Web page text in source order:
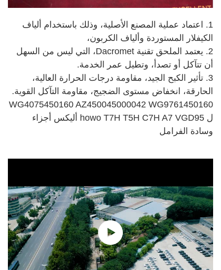
1. اعتماد عملية المصنع الأصلية، وذلك باستخدام ألياف
الكيفلار المستوردة وألياف الكربون،
2. يعتمد الملحق تقنية Dacromet، التي ليس من السهل
أن تتآكل أو تصدأ، وتطيل عمر الخدمة.
3. تأثير الكبح الجيد، مقاومة درجات الحرارة العالية،
الحارقة، انخفاض مستوى الضجيج، مقاومة التآكل القوية.
WG4075450160 AZ450045000042 WG9761450160
ل howo T7H T5H C7H A7 VGD95 أليكس أجزاء
وسادة الفرامل